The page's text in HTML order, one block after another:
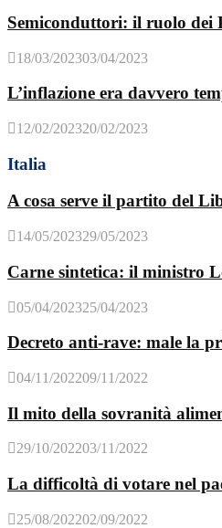
Semiconduttori: il ruolo dei
18/03/202303/04/2023
L’inflazione era davvero
12/02/202320/02/2023
Italia
A cosa serve il partito del
14/05/202329/05/2023
Carne sintetica: il ministro
05/04/202325/04/2023
Decreto anti-rave: male la
04/11/202209/11/2022
Il mito della sovranità
29/10/202203/11/2022
La difficoltà di votare nel
25/08/202202/09/2022